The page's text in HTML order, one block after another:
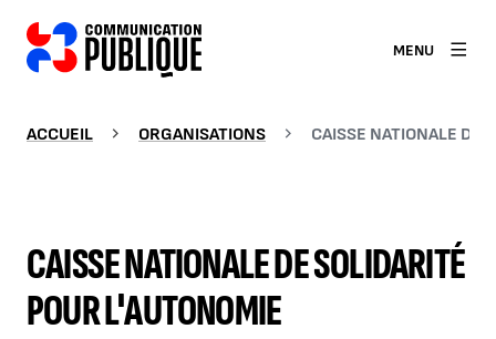
MENU
ACCUEIL ORGANISATIONS CAISSE NATIONALE DE
CAISSE NATIONALE DE SOLIDARITÉ
POUR L'AUTONOMIE